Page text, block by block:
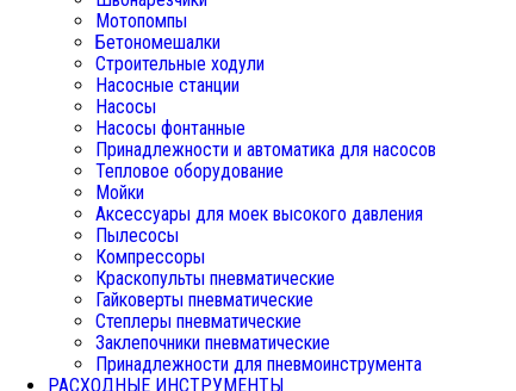
Мотопомпы
Бетономешалки
Строительные ходули
Насосные станции
Насосы
Насосы фонтанные
Принадлежности и автоматика для насосов
Тепловое оборудование
Мойки
Аксессуары для моек высокого давления
Пылесосы
Компрессоры
Краскопульты пневматические
Гайковерты пневматические
Степлеры пневматические
Заклепочники пневматические
Принадлежности для пневмоинструмента
РАСХОДНЫЕ ИНСТРУМЕНТЫ